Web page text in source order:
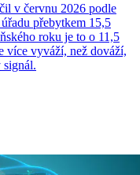
v červnu 2026 podle
přebytkem 15,5
roku je to o 11,5
více vyváží, než dováží,
signál.